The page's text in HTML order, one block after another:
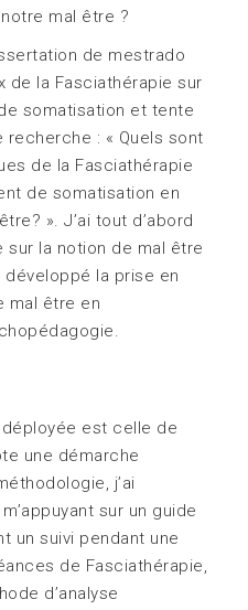
mal être ?
de mestrado
de la Fasciathérapie sur
somatisation et tente
: « Quels sont
de la Fasciathérapie
de somatisation en
». J’ai tout d’abord
la notion de mal être
développé la prise en
mal être en
est celle de
une démarche
j’ai
sur un guide
un suivi pendant une
de Fasciathérapie,
d’analyse